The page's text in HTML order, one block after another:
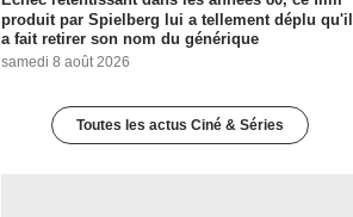
produit par Spielberg lui a tellement déplu qu'il
a fait retirer son nom du générique
samedi 8 août 2026
Toutes les actus Ciné & Séries